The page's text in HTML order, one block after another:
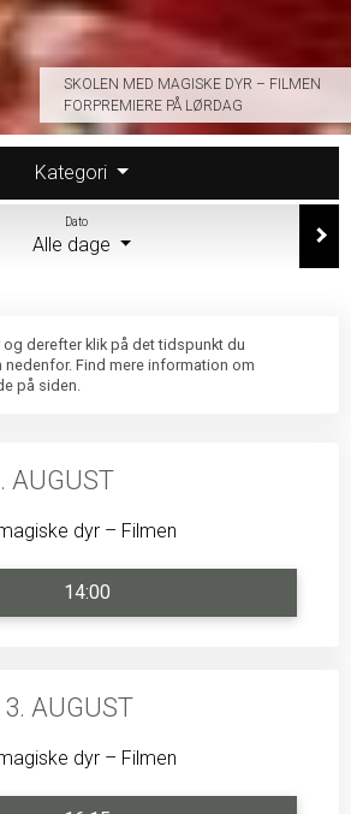
SKOLEN MED MAGISKE DYR – FILMEN
FORPREMIERE PÅ LØRDAG
Kategori
Dato
Alle dage
derefter klik på det tidspunkt du
nedenfor. Find mere information om
på siden.
AUGUST
dyr – Filmen
14:00
AUGUST
dyr – Filmen